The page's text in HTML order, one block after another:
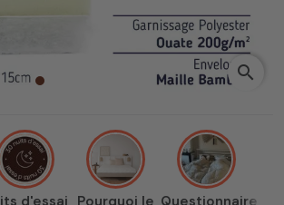
search
d'essai Pourquoi le Questionnaire